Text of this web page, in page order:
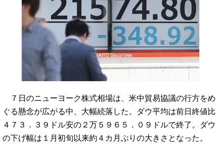
７日のニューヨーク株式相場は、米中貿易協議の行方をめ
ぐる懸念が広がる中、大幅続落した。ダウ平均は前日終値比
４７３．３９ドル安の２万５９６５．０９ドルで終了。ダウ
の下げ幅は１月初旬以来約４カ月ぶりの大きさとなった。